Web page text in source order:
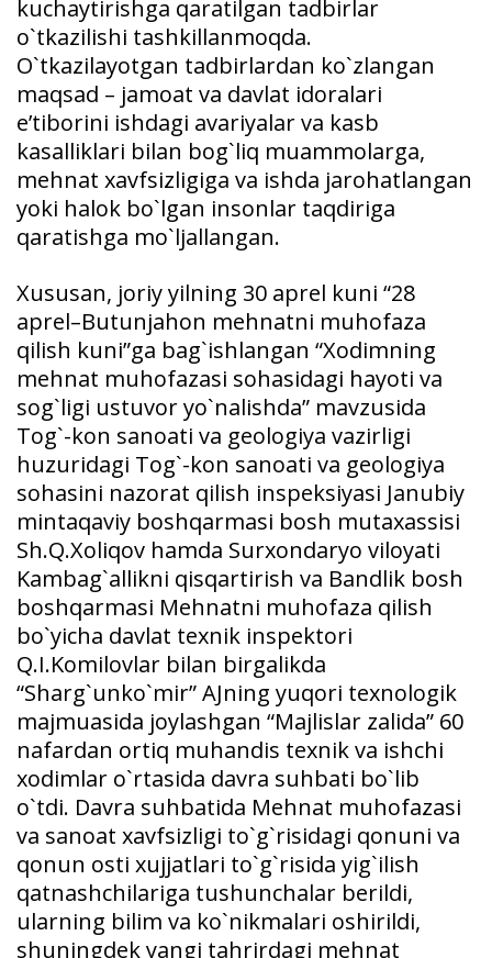
kuchaytirishga qaratilgan tadbirlar
o`tkazilishi tashkillanmoqda.
O`tkazilayotgan tadbirlardan ko`zlangan
maqsad – jamoat va davlat idoralari
e’tiborini ishdagi avariyalar va kasb
kasalliklari bilan bog`liq muammolarga,
mehnat xavfsizligiga va ishda jarohatlangan
yoki halok bo`lgan insonlar taqdiriga
qaratishga mo`ljallangan.
Xususan, joriy yilning 30 aprel kuni “28
aprel–Butunjahon mehnatni muhofaza
qilish kuni”ga bag`ishlangan “Xodimning
mehnat muhofazasi sohasidagi hayoti va
sog`ligi ustuvor yo`nalishda” mavzusida
Tog`-kon sanoati va geologiya vazirligi
huzuridagi Tog`-kon sanoati va geologiya
sohasini nazorat qilish inspeksiyasi Janubiy
mintaqaviy boshqarmasi bosh mutaxassisi
Sh.Q.Xoliqov hamda Surxondaryo viloyati
Kambag`allikni qisqartirish va Bandlik bosh
boshqarmasi Mehnatni muhofaza qilish
bo`yicha davlat texnik inspektori
Q.I.Komilovlar bilan birgalikda
“Sharg`unko`mir” AJning yuqori texnologik
majmuasida joylashgan “Majlislar zalida” 60
nafardan ortiq muhandis texnik va ishchi
xodimlar o`rtasida davra suhbati bo`lib
o`tdi. Davra suhbatida Mehnat muhofazasi
va sanoat xavfsizligi to`g`risidagi qonuni va
qonun osti xujjatlari to`g`risida yig`ilish
qatnashchilariga tushunchalar berildi,
ularning bilim va ko`nikmalari oshirildi,
shuningdek yangi tahrirdagi mehnat